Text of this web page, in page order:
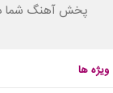
پخش آهنگ شما
ویژه ها